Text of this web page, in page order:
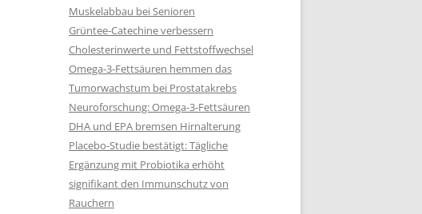
Muskelabbau bei Senioren
Grüntee-Catechine verbessern
Cholesterinwerte und Fettstoffwechsel
Omega-3-Fettsäuren hemmen das
Tumorwachstum bei Prostatakrebs
Neuroforschung: Omega-3-Fettsäuren
DHA und EPA bremsen Hirnalterung
Placebo-Studie bestätigt: Tägliche
Ergänzung mit Probiotika erhöht
signifikant den Immunschutz von
Rauchern